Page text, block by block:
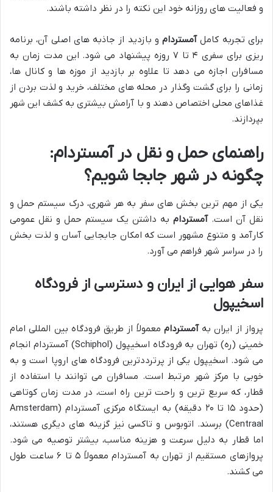
و فعالیت های روزانه خود این نکته را در نظر داشته باشند.
برای تجربه کاملآمستردامو بازدید از جاذبه های اصلی آن، برنامه
ریزی برای سفری ۴ تا ۷ روزه پیشنهاد می شود. این مدت زمان به
مسافران اجازه می دهد تا علاوه بر بازدید از موزه ها و کانال ها،
زمانی را برای گشت وگذار در محله های مختلف، خرید و لذت بردن از
غذاهای محلی اختصاص دهند و با آرامش بیشتری به کشف این شهر
بپردازند.
راهنمای حمل و نقل در آمستردام:
چگونه در شهر جابجا شویم؟
یکی از مهم ترین بخش های سفر به هر شهری، درک سیستم حمل و
نقل آن است.آمستردام به داشتن یک سیستم حمل و نقل عمومی
کارآمد و متنوع مشهور است که امکان جابجایی آسان و لذت بخش
را در سراسر شهر فراهم می آورد.
سفر هوایی از ایران و دسترسی از فرودگاه
اسخیپول
پرواز از ایران بهآمستردام معمولاً از طریق فرودگاه بین المللی امام
خمینی (ره) تهران به فرودگاه اسخیپول (Schiphol) آمستردام انجام
می شود. اسخیپول یکی از پرترددترین فرودگاه های اروپا است و به
خوبی با مرکز شهر مرتبط است. مسافران می توانند با استفاده از
قطار، که سریع ترین و راحت ترین راه است، در مدت زمان کوتاهی
(حدود ۱۵ تا ۲۰ دقیقه) به ایستگاه مرکزی آمستردام (Amsterdam
Centraal) برسند. اتوبوس و تاکسی نیز گزینه های دیگری هستند،
اما قطار به دلیل سرعت و هزینه مناسب، بیشتر توصیه می شود.
پروازهای مستقیم از تهران به آمستردام معمولاً ۵ تا ۶ ساعت طول
می کشند.